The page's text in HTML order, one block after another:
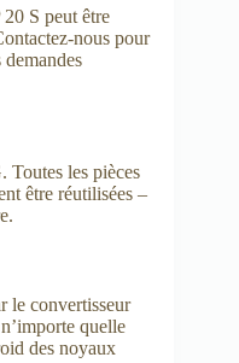
S peut être
nous pour
les pièces
être réutilisées –
le convertisseur
quelle
des noyaux